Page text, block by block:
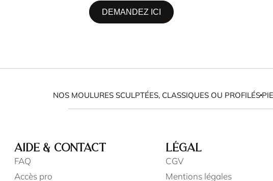
DEMANDEZ ICI
NOS MOULURES SCULPTÉES, CLASSIQUES OU PROFILÉS
AIDE & CONTACT
FAQ
Accès pro
LÉGAL
CGV
Mentions légales